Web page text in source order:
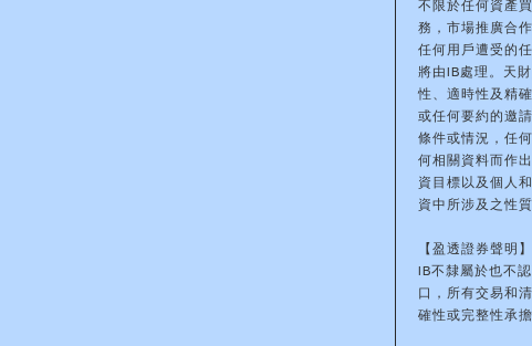
不限於任何資產
務，市場推廣合
任何用戶遭受的
將由IB處理。天
性、適時性及精
或任何要約的邀
條件或情況，任
何相關資料而作
資目標以及個人
資中所涉及之性
【盈透證券聲明】
IB不隸屬於也不
口，所有交易和
確性或完整性承